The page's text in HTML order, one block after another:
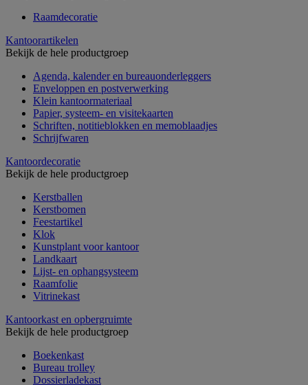
Raamdecoratie
Kantoorartikelen
Bekijk de hele productgroep
Agenda, kalender en bureauonderleggers
Enveloppen en postverwerking
Klein kantoormateriaal
Papier, systeem- en visitekaarten
Schriften, notitieblokken en memoblaadjes
Schrijfwaren
Kantoordecoratie
Bekijk de hele productgroep
Kerstballen
Kerstbomen
Feestartikel
Klok
Kunstplant voor kantoor
Landkaart
Lijst- en ophangsysteem
Raamfolie
Vitrinekast
Kantoorkast en opbergruimte
Bekijk de hele productgroep
Boekenkast
Bureau trolley
Dossierladekast